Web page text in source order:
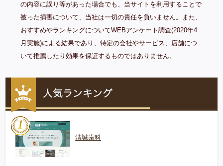
の内容に誤り等があった場合でも、当サイトを利用することで
被った損害について、当社は一切の責任を負いません。また、
おすすめやランキングについてWEBアンケート調査(2020年4
月実施)による結果であり、特定の会社やサービス、店舗につ
いて推薦したり効果を保証するものではありません。
清誠歯科